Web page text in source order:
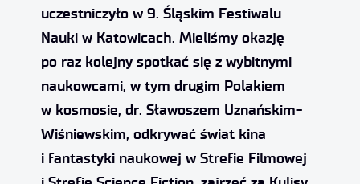
uczestniczyło w 9. Śląskim Festiwalu
Nauki w Katowicach. Mieliśmy okazję
po raz kolejny spotkać się z wybitnymi
naukowcami, w tym drugim Polakiem
w kosmosie, dr. Sławoszem Uznańskim-
Wiśniewskim, odkrywać świat kina
i fantastyki naukowej w Strefie Filmowej